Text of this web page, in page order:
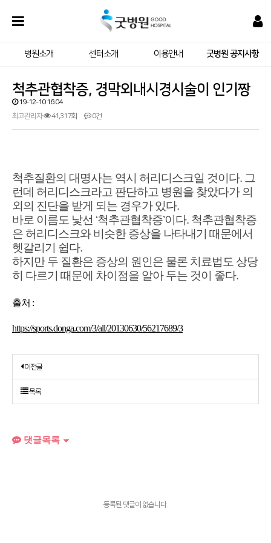
병원소개 센터소개 이용안내 굿병원 공지사항
척추관협착증, 경막외내시경시술이 인기짱
19-12-10 16:04
최고관리자
41,317회 0건
척추질환의 대명사는 역시 허리디스크일 것이다. 그
런데 허리디스크라고 판단하고 병원을 찾았다가 의
외의 진단을 받게 되는 경우가 있다.
바로 이름도 낯선 ‘척추관협착증’이다. 척추관협착증
은 허리디스크와 비슷한 증상을 나타내기 때문에서
헷갈리기 쉽다.
하지만 두 질환은 증상의 원인은 물론 치료법도 상당
히 다르기 때문에 차이점을 알아 두는 것이 좋다.
출처 :
https://sports.donga.com/3/all/20130630/56217689/3
이전글
목록
댓글목록
등록된 댓글이 없습니다.